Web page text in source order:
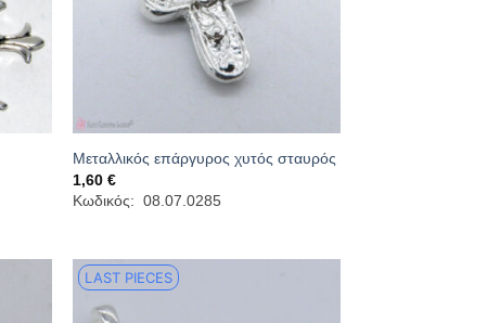
Μεταλλικός επάργυρος χυτός σταυρός
1,60€
Κωδικός: 08.07.0285
LAST PIECES